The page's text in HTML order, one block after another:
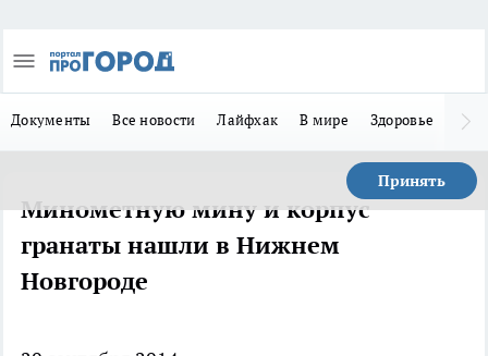
Документы Все новости Лайфхак В мире Здоровье
Принять
Минометную мину и корпус
гранаты нашли в Нижнем
Новгороде